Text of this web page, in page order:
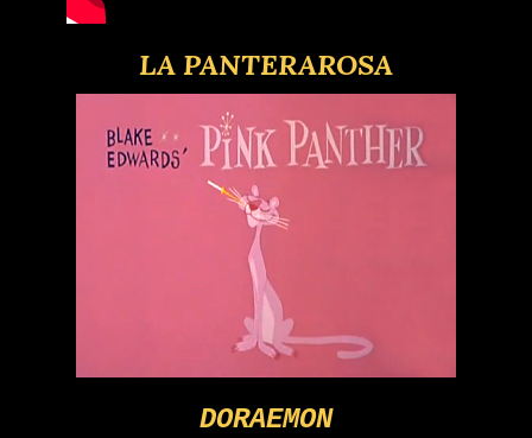
LA PANTERAROSA
DORAEMON